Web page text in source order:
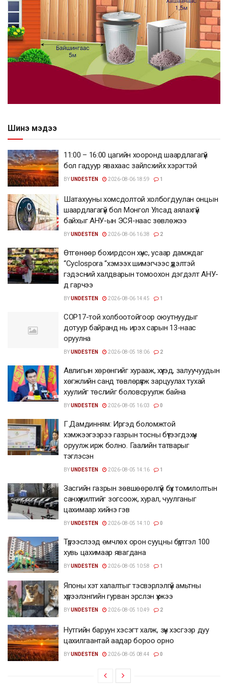
Шинэ мэдээ
11:00 – 16:00 цагийн хооронд шаардлагагүй
бол гадуур явахаас зайлсхийх хэрэгтэй
BYUNDESTEN 2026-08-06 18:59 1
Шатахууны хомсдолтой холбогдуулан онцын
шаардлагагүй бол Монгол Улсад аялахгүй
байхыг АНУ-ын ЭСЯ-наас зөвлөжээ
BYUNDESTEN 2026-08-06 16:38 2
Өтгөнөөр бохирдсон хүнс, усаар дамждаг
“Cyclospora “хэмээх шимэгчээс үүдэлтэй
гэдэсний халдварын томоохон дэгдэлт АНУ-
д гарчээ
BYUNDESTEN 2026-08-06 14:45 1
COP17-той холбоотойгоор оюутнуудыг
дотуур байранд нь ирэх сарын 13-наас
оруулна
BYUNDESTEN 2026-08-05 18:06 2
Авлигын хөрөнгийг хурааж, хүүхэд, залуучуудын
хөгжлийн санд төвлөрүүлж зарцуулах тухай
хуулийг төслийг боловсруулж байна
BYUNDESTEN 2026-08-05 16:03 0
Г.Дамдинням: Иргэд боломжтой
хэмжээгээрээ газрын тосны бүтээгдэхүүн
оруулж ирж болно. Гаалийн татварыг
тэглэсэн
BYUNDESTEN 2026-08-05 14:16 1
Засгийн газрын зөвшөөрөлгүй бүх томилолтын
санхүүжилтийг зогсоож, хурал, чуулганыг
цахимаар хийнэ гэв
BYUNDESTEN 2026-08-05 14:10 0
Түрээслээд өмчлөх орон сууцны бүртгэл 100
хувь цахимаар явагдана
BYUNDESTEN 2026-08-05 10:58 1
Японы хэт халалтыг тэсвэрлэлгүй амьтны
хүрээлэнгийн гурван эрслэн үхжээ
BYUNDESTEN 2026-08-05 10:49 2
Нутгийн баруун хэсэгт халж, зүүн хэсгээр дуу
цахилгаантай аадар бороо орно
BYUNDESTEN 2026-08-05 08:44 0